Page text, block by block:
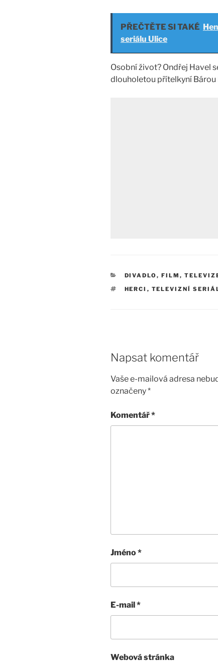
PŘEČTĚTE SI TAKÉ
seriálu Ulice
Osobní život? Ondřej Havel
dlouholetou přítelkyní Bárou
RUBRIKY
DIVADLO, FILM,
ŠTÍTKY
HERCI , TELEVIZNÍ
Napsat komentář
Vaše e-mailová adresa
označeny*
Komentář*
Jméno*
E-mail*
Webová stránka